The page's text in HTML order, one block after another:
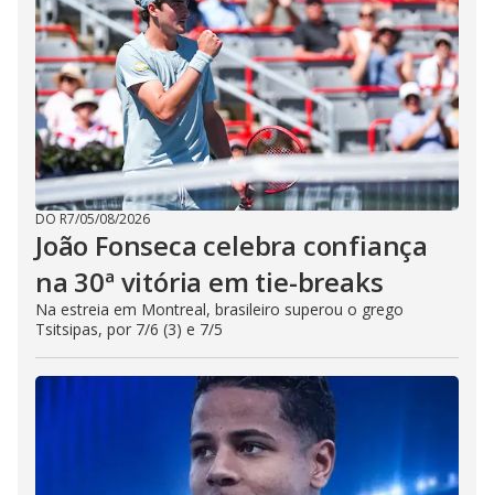
DO R7/05/08/2026
João Fonseca celebra confiança
na 30ª vitória em tie-breaks
Na estreia em Montreal, brasileiro superou o grego
Tsitsipas, por 7/6 (3) e 7/5